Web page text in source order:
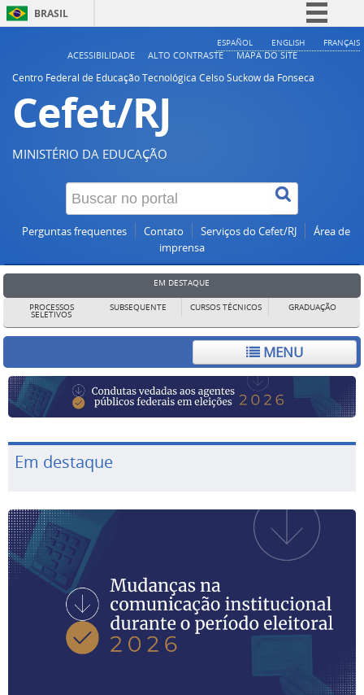
BRASIL
Simplifique!
ESPAÑOL ENGLISH FRANÇAIS
ACESSIBILIDADE ALTO CONTRASTE
MAPA DO SITE
Centro Federal de Educação Tecnológica Celso Suckow da Fonseca
Cefet/RJ
MINISTÉRIO DA EDUCAÇÃO
Perguntas frequentes Contato Serviços do Cefet/RJ
Área de
imprensa
EM DESTAQUE
PROCESSOS
SELETIVOS
SUBSEQUENTE CURSOS TÉCNICOS GRADUAÇÃO
MENU
Em destaque